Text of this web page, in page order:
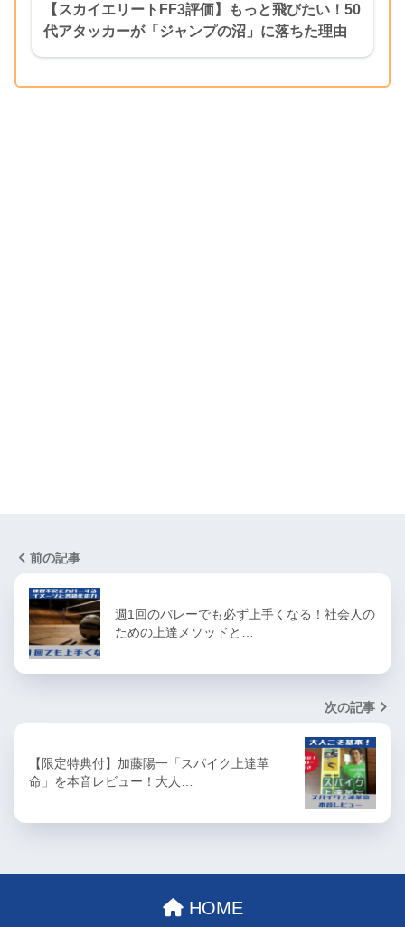
【スカイエリートFF3評価】もっと飛びたい！50
代アタッカーが「ジャンプの沼」に落ちた理由
前の記事
週1回のバレーでも必ず上手くなる！社会人の
ための上達メソッドと…
次の記事
【限定特典付】加藤陽一「スパイク上達革
命」を本音レビュー！大人…
HOME